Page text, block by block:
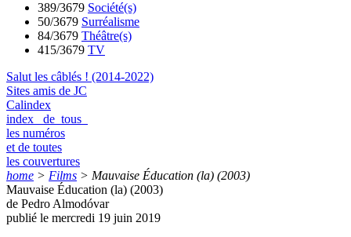
389/3679 Société(s)
50/3679 Surréalisme
84/3679 Théâtre(s)
415/3679 TV
Salut les câblés ! (2014-2022)
Sites amis de JC
Calindex
index de tous
les numéros
et de toutes
les couvertures
home > Films > Mauvaise Éducation (la) (2003)
Mauvaise Éducation (la) (2003)
de Pedro Almodóvar
publié le mercredi 19 juin 2019